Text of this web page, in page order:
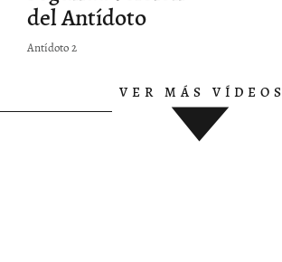
del Antídoto
Antídoto 2
VER MÁS VÍDEOS